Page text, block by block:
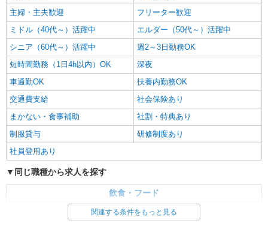
主婦・主夫歓迎
フリーター歓迎
ミドル（40代～）活躍中
エルダー（50代～）活躍中
シニア（60代～）活躍中
週2～3日勤務OK
短時間勤務（1日4h以内）OK
深夜
車通勤OK
扶養内勤務OK
交通費支給
社会保険あり
まかない・食事補助
社割・特典あり
制服貸与
研修制度あり
社員登用あり
同じ職種から求人を探す
飲食・フード
ファストフード・デリ
調理・調理補助・調理師
関連する条件をもっと見る